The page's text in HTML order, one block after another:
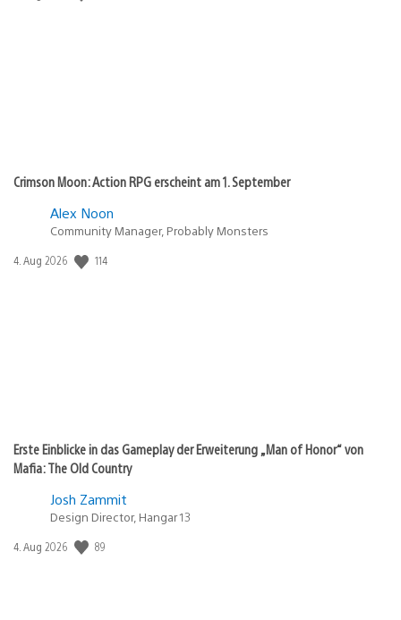
Crimson Moon: Action RPG erscheint am 1. September
Alex Noon
Community Manager, Probably Monsters
Veröffentlichungsdatum:
4. Aug 2026 114
Erste Einblicke in das Gameplay der Erweiterung „Man of Honor“ von
Mafia: The Old Country
Josh Zammit
Design Director, Hangar 13
Veröffentlichungsdatum:
4. Aug 2026 89